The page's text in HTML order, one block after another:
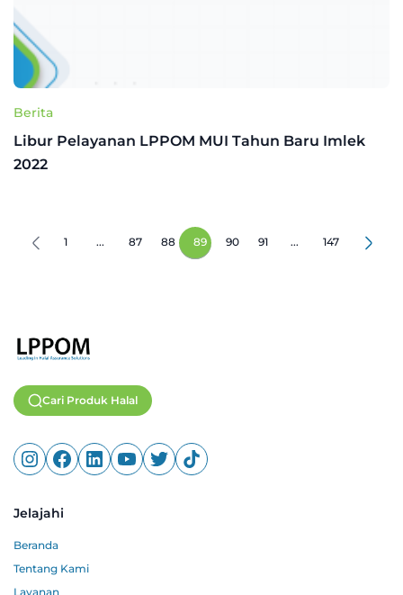
Berita
Libur Pelayanan LPPOM MUI Tahun Baru Imlek
2022
1 ... 87 88 89 90 91 ... 147
Cari Produk Halal
Jelajahi
Beranda
Tentang Kami
Layanan